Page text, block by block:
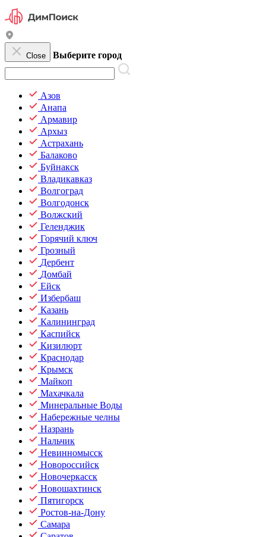
Close Выберите город
Азов
Анапа
Армавир
Архыз
Астрахань
Балаково
Буйнакск
Владикавказ
Волгоград
Волгодонск
Волжский
Геленджик
Горячий ключ
Грозный
Дербент
Домбай
Ейск
Избербаш
Казань
Калининград
Каспийск
Кизилюрт
Краснодар
Крымск
Майкоп
Махачкала
Минеральные Воды
Набережные челны
Назрань
Нальчик
Невинномысск
Новороссийск
Новочеркасск
Новошахтинск
Пятигорск
Ростов-на-Дону
Самара